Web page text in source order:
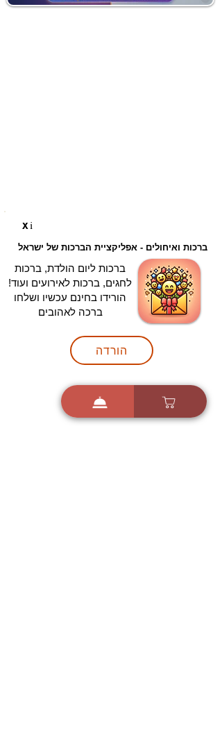
Xi
ברכות ואיחולים - אפליקציית הברכות של ישראל
ברכות ליום הולדת, ברכות
לחגים, ברכות לאירועים ועוד!
הורידו בחינם עכשיו ושלחו
ברכה לאהובים
הורדה